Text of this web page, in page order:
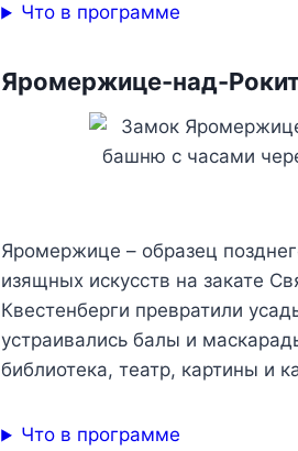
Что в программе
Яромержице-над-
Яромержице – образец
изящных искусств на закате
Квестенберги превратили
устраивались балы и
библиотека, театр, картины и
Что в программе